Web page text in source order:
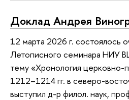
Доклад Андрея
12 марта 2026 г. состоялось
Летописного семинара НИУ
тему «Хронология церковно-
1212–1214 гг. в cеверо-
выступил д-р филол. наук,